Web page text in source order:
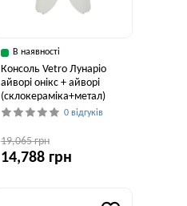
В наявності
Консоль Vetro Лунаріо
айворі онікс + айворі
(склокераміка+метал)
0 відгуків
19,065 грн
14,788 грн